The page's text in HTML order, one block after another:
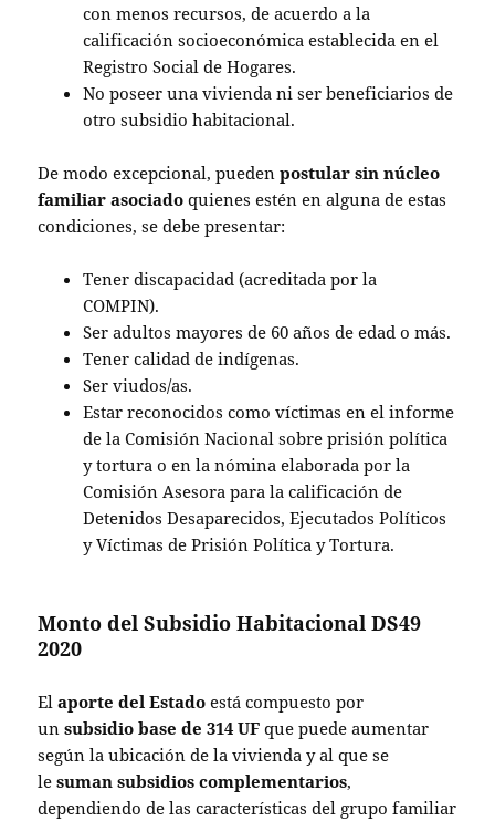
con menos recursos, de acuerdo a la
calificación socioeconómica establecida en el
Registro Social de Hogares.
No poseer una vivienda ni ser beneficiarios de
otro subsidio habitacional.
De modo excepcional, puedenpostular sin núcleo
familiar asociado quienes estén en alguna de estas
condiciones, se debe presentar:
Tener discapacidad (acreditada por la
COMPIN).
Ser adultos mayores de 60 años de edad o más.
Tener calidad de indígenas.
Ser viudos/as.
Estar reconocidos como víctimas en el informe
de la Comisión Nacional sobre prisión política
y tortura o en la nómina elaborada por la
Comisión Asesora para la calificación de
Detenidos Desaparecidos, Ejecutados Políticos
y Víctimas de Prisión Política y Tortura.
Monto del Subsidio Habitacional DS49
2020
Elaporte del Estado está compuesto por
unsubsidio base de 314 UF que puede aumentar
según la ubicación de la vivienda y al que se
lesuman subsidios complementarios,
dependiendo de las características del grupo familiar